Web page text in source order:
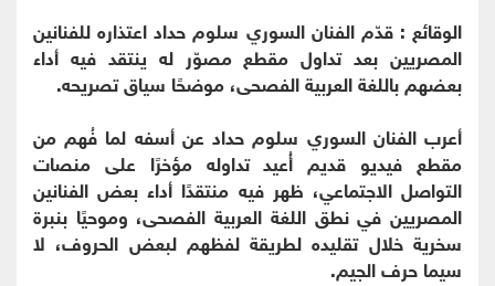
الوقائع : قدّم الفنان السوري سلوم حداد اعتذاره للفنانين
المصريين بعد تداول مقطع مصوّر له ينتقد فيه أداء
بعضهم باللغة العربية الفصحى، موضحًا سياق تصريحه.
أعرب الفنان السوري سلوم حداد عن أسفه لما فُهم من
مقطع فيديو قديم أُعيد تداوله مؤخرًا على منصات
التواصل الاجتماعي، ظهر فيه منتقدًا أداء بعض الفنانين
المصريين في نطق اللغة العربية الفصحى، وموحيًا بنبرة
سخرية خلال تقليده لطريقة لفظهم لبعض الحروف، لا
سيما حرف الجيم.